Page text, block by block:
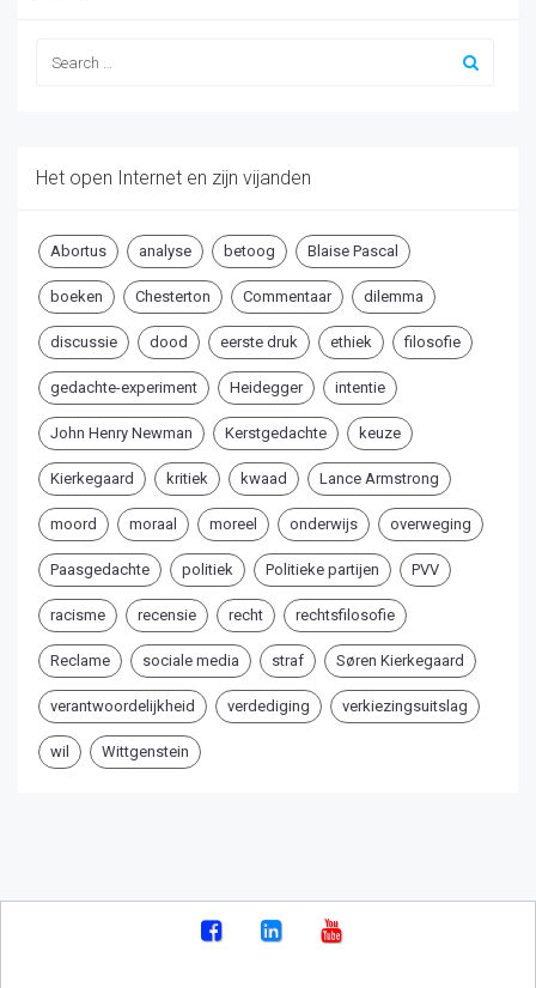
Het open Internet en zijn vijanden
Abortus analyse betoog Blaise Pascal
boeken Chesterton Commentaar dilemma
discussie dood eerste druk ethiek filosofie
gedachte-experiment Heidegger intentie
John Henry Newman Kerstgedachte keuze
Kierkegaard kritiek kwaad Lance Armstrong
moord moraal moreel onderwijs overweging
Paasgedachte politiek Politieke partijen PVV
racisme recensie recht rechtsfilosofie
Reclame sociale media straf Søren Kierkegaard
verantwoordelijkheid verdediging verkiezingsuitslag
wil Wittgenstein